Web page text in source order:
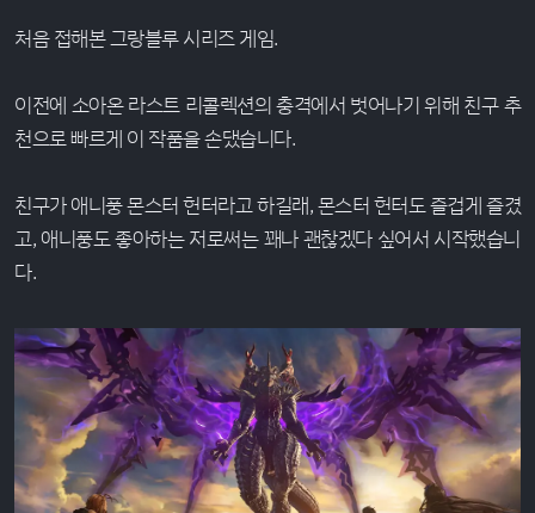
처음 접해본 그랑블루 시리즈 게임.
이전에 소아온 라스트 리콜렉션의 충격에서 벗어나기 위해 친구 추
천으로 빠르게 이 작품을 손댔습니다.
친구가 애니풍 몬스터 헌터라고 하길래, 몬스터 헌터도 즐겁게 즐겼
고, 애니풍도 좋아하는 저로써는 꽤나 괜찮겠다 싶어서 시작했습니
다.